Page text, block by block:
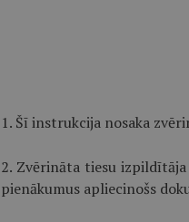
1. Šī instrukcija nosaka
2. Zvērināta tiesu
pienākumus apliecinošs